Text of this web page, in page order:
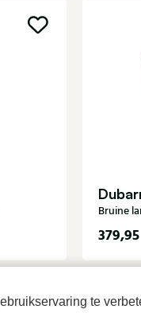
te
Bruine
379,95